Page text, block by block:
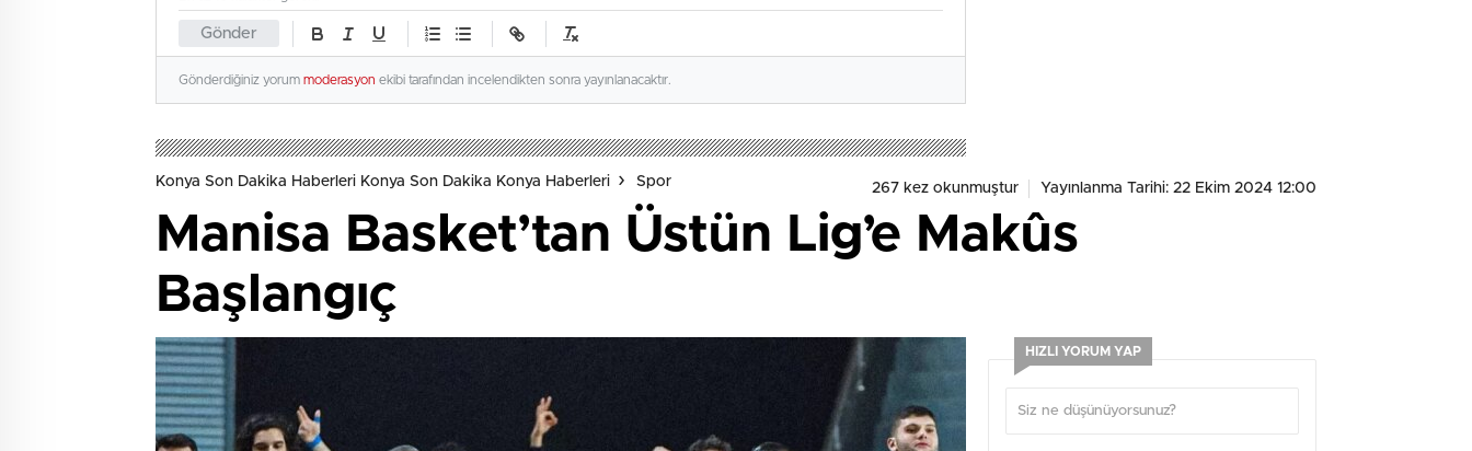
Gönder
Gönderdiğiniz yorum moderasyon ekibi tarafından incelendikten sonra yayınlanacaktır.
Konya Son Dakika Haberleri Konya Son Dakika Konya Haberleri Spor 267 kez okunmuştur Yayınlanma Tarihi: 22 Ekim 2024 12:00
Manisa Basket’tan Üstün Lig’e Makûs
Başlangıç
HIZLI YORUM YAP